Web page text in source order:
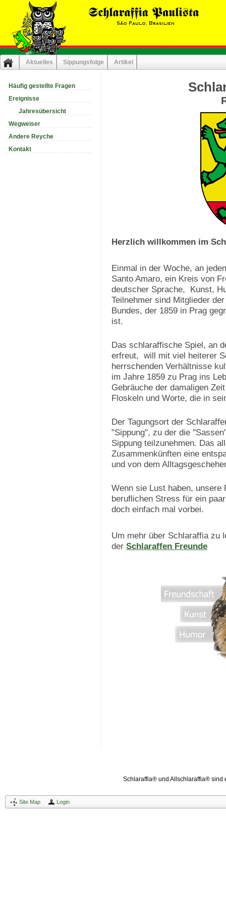
Aktuelles Sippungsfolge Artikel
Herzlich willkommen im
Einmal in der Woche, an
Santo Amaro, ein Kreis von
deutscher Sprache, Kunst,
Teilnehmer sind Mitglieder
Bundes, der 1859 in Prag
ist.
Das schlaraffische Spiel, an
erfreut, will mit viel heiterer
herrschenden Verhältnisse
im Jahre 1859 zu Prag ins
Gebräuche der damaligen
Floskeln und Worte, die in
Der Tagungsort der
"Sippung", zu der die
Sippung teilzunehmen. Das
Zusammenkünften eine
und von dem
Wenn sie Lust haben, unsere
beruflichen Stress für ein
doch einfach mal vorbei.
Um mehr über Schlaraffia zu
der Schlaraffen Freunde
Häufig gestellte Fragen
Ereignisse
Jahresübersicht
Wegweiser
Andere Reyche
Kontakt
Schlaraffia® und Allschlaraffia® sind
Site Map Login